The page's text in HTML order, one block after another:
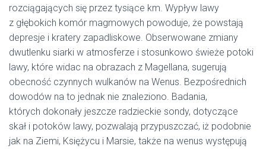
rozciągających się przez tysiące km. Wypływ lawy
z głębokich komór magmowych powoduje, że powstają
depresje i kratery zapadliskowe. Obserwowane zmiany
dwutlenku siarki w atmosferze i stosunkowo świeże potoki
lawy, które widac na obrazach z Magellana, sugerują
obecność czynnych wulkanów na Wenus. Bezpośrednich
dowodów na to jednak nie znaleziono. Badania,
których dokonały jeszcze radzieckie sondy, dotyczące
skał i potoków lawy, pozwalają przypuszczać, iż podobnie
jak na Ziemi, Księżycu i Marsie, także na wenus występują